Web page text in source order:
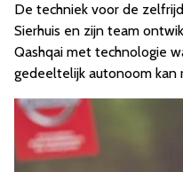
De techniek voor de
Sierhuis en zijn team
Qashqai met technologie
gedeeltelijk autonoom kan